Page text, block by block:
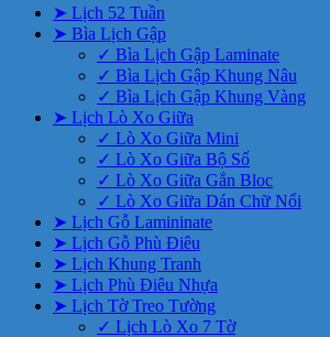
➤ Lịch 52 Tuần
➤ Bìa Lịch Gập
✓ Bìa Lịch Gập Laminate
✓ Bìa Lịch Gập Khung Nâu
✓ Bìa Lịch Gập Khung Vàng
➤ Lịch Lò Xo Giữa
✓ Lò Xo Giữa Mini
✓ Lò Xo Giữa Bộ Số
✓ Lò Xo Giữa Gắn Bloc
✓ Lò Xo Giữa Dán Chữ Nổi
➤ Lịch Gỗ Lamininate
➤ Lịch Gỗ Phù Điêu
➤ Lịch Khung Tranh
➤ Lịch Phù Điêu Nhựa
➤ Lịch Tờ Treo Tường
✓ Lịch Lò Xo 7 Tờ